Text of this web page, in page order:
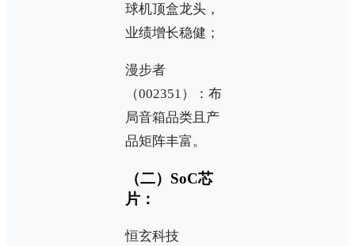
球机顶盒龙头，
业绩增长稳健；
漫步者
（002351）：布
局音箱品类且产
品矩阵丰富。
（二）SoC芯
片：
恒玄科技